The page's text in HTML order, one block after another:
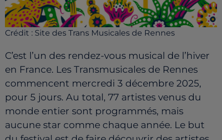
Crédit : Site des Trans Musicales de Rennes
C’est l’un des rendez-vous musical de l’hiver
en France. Les Transmusicales de Rennes
commencent mercredi 3 décembre 2025,
pour 5 jours. Au total, 77 artistes venus du
monde entier sont programmés, mais
aucune star comme chaque année. Le but